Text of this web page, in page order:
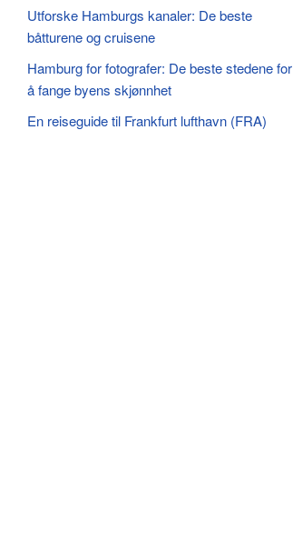
Utforske Hamburgs kanaler: De beste
båtturene og cruisene
Hamburg for fotografer: De beste stedene for
å fange byens skjønnhet
En reiseguide til Frankfurt lufthavn (FRA)